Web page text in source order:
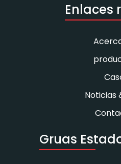
Enlaces
Noticias
Gruas